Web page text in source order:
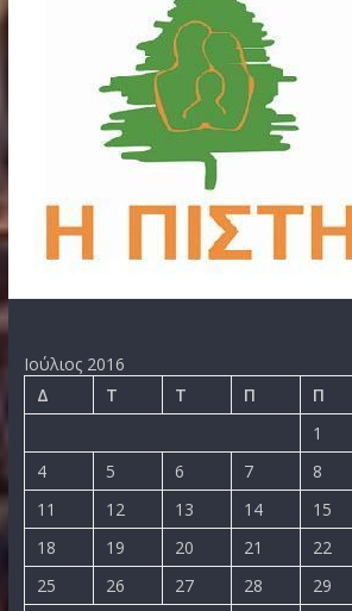
Ιούλιος 2016
Δ
Τ Τ Π Π
1
4
5 6 7 8
11
12 13 14 15
18
19 20 21 22
25
26 27 28 29